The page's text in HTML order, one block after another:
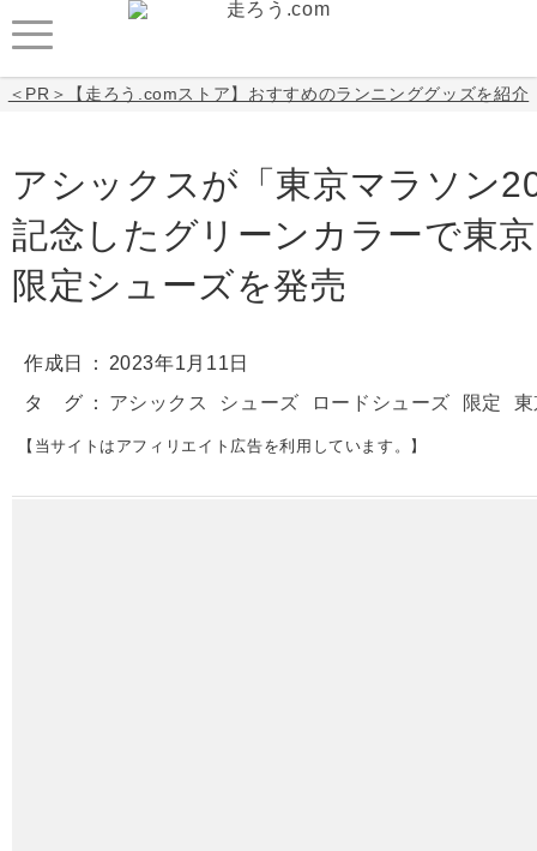
＜PR＞【走ろう.comストア】おすすめのランニンググッズを紹介
アシックスが「東京マラソン
記念したグリーンカラーで東
限定シューズを発売
作成日
2023年1月11日
タ グ
アシックス シューズ ロードシューズ 限定
【当サイトはアフィリエイト広告を利用しています。】